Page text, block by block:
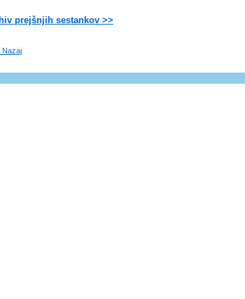
prejšnjih sestankov >>
Nazaj